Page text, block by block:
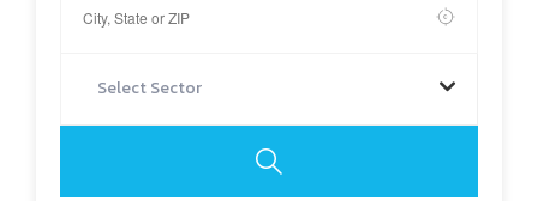
Select Sector